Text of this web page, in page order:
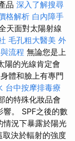
品 深入了解搜尋
格解析 白內障手
天面對太陽射線
毛孔粗大醫美 外
流程 無論您是上
陽的光線肯定會
體和臉上有專門
台中按摩排毒療
的特殊化妝品會
。 SPF之後的數
情況下暴露於陽光
取決於輻射的強度